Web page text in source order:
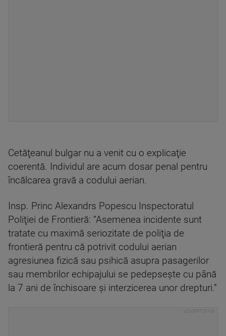
Cetăţeanul bulgar nu a venit cu o explicaţie
coerentă. Individul are acum dosar penal pentru
încălcarea gravă a codului aerian.
Insp. Princ Alexandrs Popescu Inspectoratul
Poliţiei de Frontieră: ”Asemenea incidente sunt
tratate cu maximă seriozitate de poliţia de
frontieră pentru că potrivit codului aerian
agresiunea fizică sau psihică asupra pasagerilor
sau membrilor echipajului se pedepseşte cu până
la 7 ani de închisoare şi interzicerea unor drepturi.”